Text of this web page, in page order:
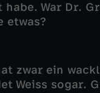
War Dr.
etwas?
zwar ein
Weiss sogar.